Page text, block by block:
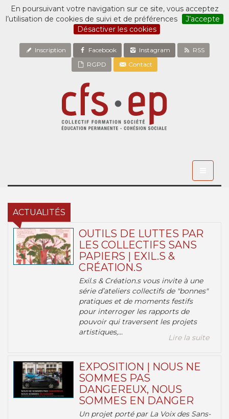
En poursuivant votre navigation sur ce site, vous acceptez
l’utilisation de cookies de suivi et de préférences
J’accepte
Désactiver les cookies
Inscription Facebook Instagram
RSS
RGPD
Contact
ACTUALITÉS
OUTILS DE LUTTES PAR
LES COLLECTIFS SANS
PAPIERS | EXIL.S &
CRÉATION.S
Exil.s & Création.s vous invite à une
série d’ateliers collectifs de "bonnes"
pratiques et de moments festifs
pour interroger les rapports de
pouvoir qui traversent les projets
artistiques,...
Lire la suite
EXPOSITION | NOUS NE
SOMMES PAS
DANGEREUX, NOUS
SOMMES EN DANGER
Un projet porté par La Voix des Sans-